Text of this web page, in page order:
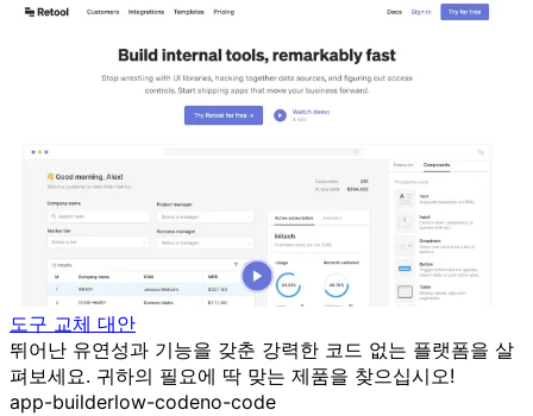
도구 교체 대안
뛰어난 유연성과 기능을 갖춘 강력한 코드 없는 플랫폼을 살
펴보세요. 귀하의 필요에 딱 맞는 제품을 찾으십시오!
app-builderlow-codeno-code